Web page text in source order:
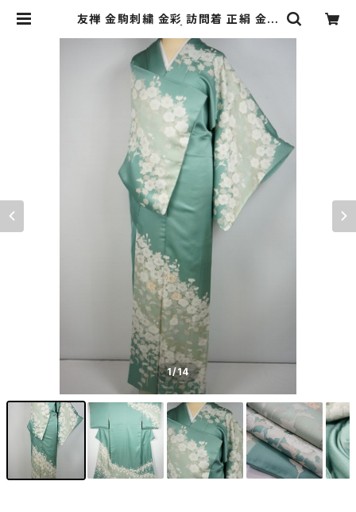
友禅 金駒刺繍 金彩 訪問着 正絹 金彩
[online store] キモノリワ 着物 帯
1/14